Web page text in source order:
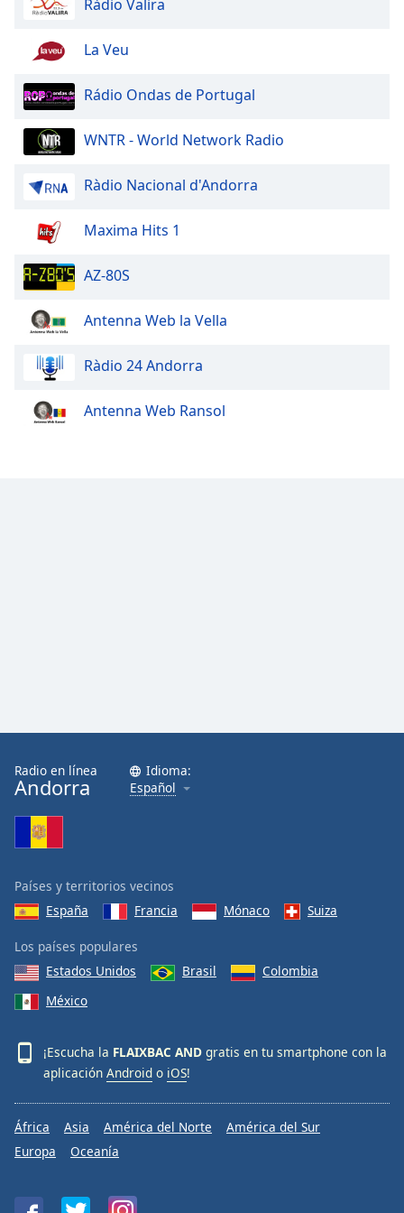
window.
Escape
cancel
and
window.
Background
Text
Style
Family
Done
Close
Modal
Dialog
End
window.
Ràdio Valira
La Veu
Rádio Ondas de Portugal
WNTR - World Network Radio
Ràdio Nacional d'Andorra
Maxima Hits 1
AZ-80S
Antenna Web la Vella
Ràdio 24 Andorra
Antenna Web Ransol
Radio en línea
Andorra
Idioma:
Español
Países y territorios vecinos
España
Francia Mónaco Suiza
Los países populares
Estados Unidos
Brasil
Colombia
México
¡Escucha la FLAIXBAC AND gratis en tu smartphone con la
aplicación Android o iOS!
África Asia América del Norte
América del Sur
Europa
Oceanía